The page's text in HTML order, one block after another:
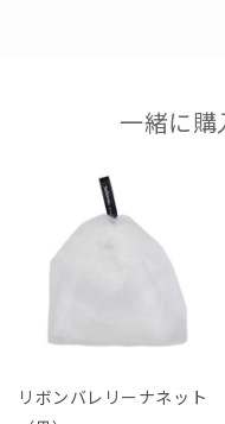
一緒に購
リボンバレリーナネット